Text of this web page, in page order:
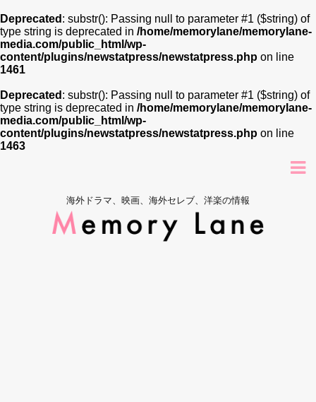
Deprecated : substr(): Passing null to parameter #1 ($string) of
type string is deprecated in /home/memorylane/memorylane-
media.com/public_html/wp-
content/plugins/newstatpress/newstatpress.php on line
1461
Deprecated : substr(): Passing null to parameter #1 ($string) of
type string is deprecated in /home/memorylane/memorylane-
media.com/public_html/wp-
content/plugins/newstatpress/newstatpress.php on line
1463
海外ドラマ、映画、海外セレブ、洋楽の情報